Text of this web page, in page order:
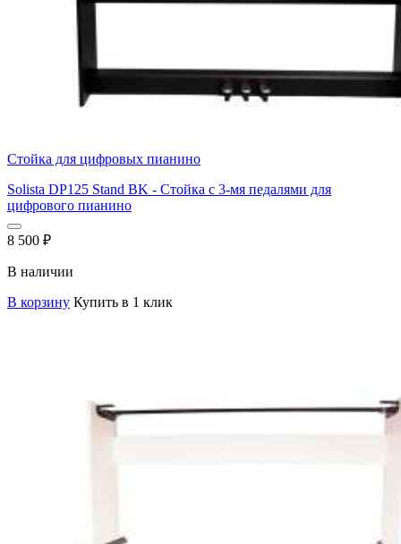
Стойка для цифровых пианино
Solista DP125 Stand BK - Стойка с 3-мя педалями для
цифрового пианино
8 500 ₽
В наличии
В корзину Купить в 1 клик